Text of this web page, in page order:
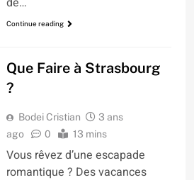
Continue reading
Que Faire à Strasbourg
?
Bodei Cristian
3 ans
ago
0 13 mins
Vous rêvez d’une escapade
romantique ? Des vacances